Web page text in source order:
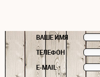
ВАШЕ ИМЯ
ТЕЛЕФОН
E-MAIL